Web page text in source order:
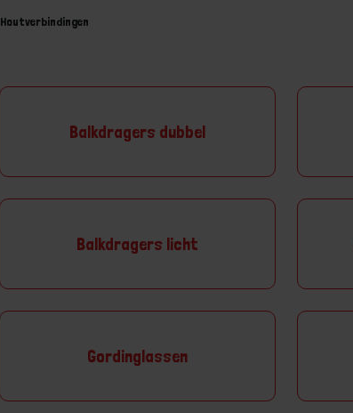
Houtverbindingen
Balkdragers dubbel
Balkdragers licht
Gordinglassen